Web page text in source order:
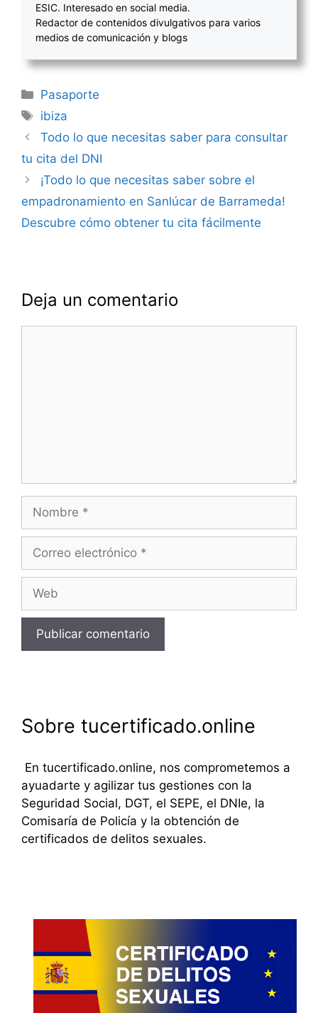
ESIC. Interesado en social media.
Redactor de contenidos divulgativos para varios
medios de comunicación y blogs
Categorías
Pasaporte
Etiquetas
ibiza
Navegación
de
Todo lo que necesitas saber para consultar
tu cita del DNI
¡Todo lo que necesitas saber sobre el
empadronamiento en Sanlúcar de Barrameda!
Descubre cómo obtener tu cita fácilmente
Deja un comentario
Nombre
Correo
Web
Sobre tucertificado.online
En tucertificado.online, nos comprometemos a
ayuadarte y agilizar tus gestiones con la
Seguridad Social, DGT, el SEPE, el DNIe, la
Comisaría de Policía y la obtención de
certificados de delitos sexuales.